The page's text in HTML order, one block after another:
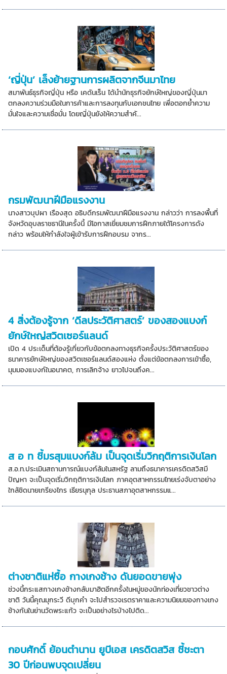
‘ญี่ปุ่น’ เล็งย้ายฐานการผลิตจากจีนมาไทย
สมาพันธ์ธุรกิจญี่ปุ่น หรือ เคดันเร็น ได้นำนักธุรกิจยักษ์ใหญ่ของญี่ปุ่นมา
ตกลงความร่วมมือในการค้าและการลงทุนกับเอกชนไทย เพื่อตอกย้ำความ
มั่นใจและความเชื่อมั่น โดยญี่ปุ่นยังให้ความสำคั...
กรมพัฒนาฝีมือแรงงาน
นางสาวบุปผา เรืองสุด อธิบดีกรมพัฒนาฝีมือแรงงาน กล่าวว่า การลงพื้นที่
จังหวัดอุบลราชธานีในครั้งนี้ มีโอกาสเยี่ยมชมการฝึกภายใต้โครงการดัง
กล่าว พร้อมให้กำลังใจผู้เข้ารับการฝึกอบรม จากร...
4 สิ่งต้องรู้จาก ‘ดีลประวัติศาสตร์’ ของสองแบงก์
ยักษ์ใหญ่สวิตเซอร์แลนด์
เปิด 4 ประเด็นที่ต้องรู้เกี่ยวกับข้อตกลงทางธุรกิจครั้งประวัติศาสตร์ของ
ธนาคารยักษ์ใหญ่ของสวิตเซอร์แลนด์สองแห่ง ตั้งแต่ข้อตกลงการเข้าซื้อ,
มุมมองแบงก์ในอนาคต, การเลิกจ้าง ยาวไปจนถึงค...
ส อ ท ชี้มรสุมแบงก์ล้ม เป็นจุดเริ่มวิกฤติการเงินโลก
ส.อ.ท.ประเมินสถานการณ์แบงก์ล้มในสหรัฐ ลามถึงธนาคารเครดิตสวิสมี
ปัญหา จะเป็นจุดเริ่มวิกฤติการเงินโลก ภาคอุตสาหกรรมไทยเร่งจับตาอย่าง
ใกล้ชิดนายเกรียงไกร เธียรนุกุล ประธานสภาอุตสาหกรรมแ...
ต่างชาติแห่ซื้อ กางเกงช้าง ดันยอดขายพุ่ง
ช่วงนี้กระแสกางเกงช้างกลับมาฮิตอีกครั้งในหมู่ของนักท่องเที่ยวชาวต่าง
ชาติ วันนี้คุณมุกระวี ดีบุกคำ จะไปสำรวจเรตราคาและความนิยมของกางเกง
ช้างกันในย่านวัดพระแก้ว จะเป็นอย่างไรบ้างไปติด...
กอบศักดิ์ ย้อนตำนาน ยูบีเอส เครดิตสวิส ชี้ชะตา
30 ปีก่อนพบจุดเปลี่ยน